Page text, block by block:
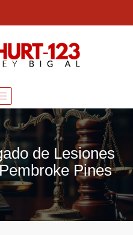
de Lesiones
Pines